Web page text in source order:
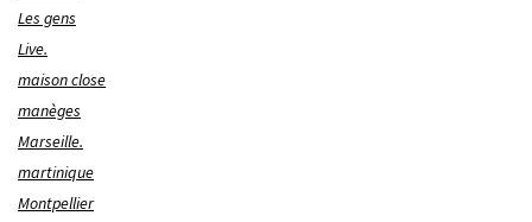
Les gens
Live.
maison close
manèges
Marseille.
martinique
Montpellier